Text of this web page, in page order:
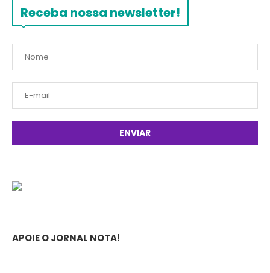
Receba nossa newsletter!
APOIE O JORNAL NOTA!